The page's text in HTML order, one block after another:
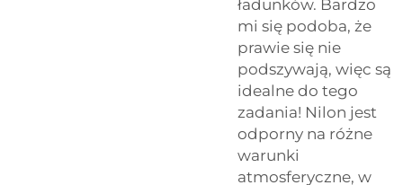
ładunków. Bardzo
mi się podoba, że
prawie się nie
podszywają, więc są
idealne do tego
zadania! Nilon jest
odporny na różne
warunki
atmosferyczne, w